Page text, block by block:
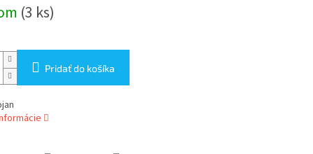
(3 ks)
Pridať do košíka